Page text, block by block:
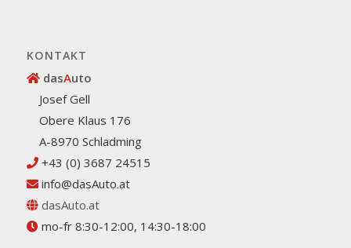
KONTAKT
dasAuto
Josef Gell
Obere Klaus 176
A-8970 Schladming
+43 (0) 3687 24515
info@dasAuto.at
dasAuto.at
mo-fr 8:30-12:00, 14:30-18:00